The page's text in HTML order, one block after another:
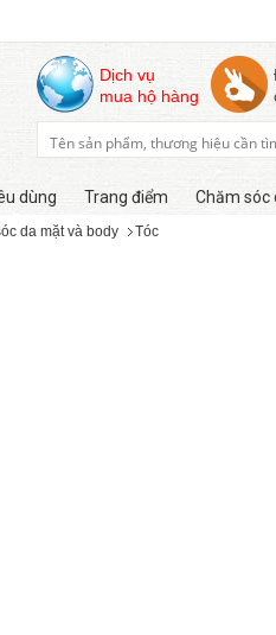
Dịch vụ
mua hộ hàng
dùng Trang điểm Chăm sóc
da mặt và body Tóc